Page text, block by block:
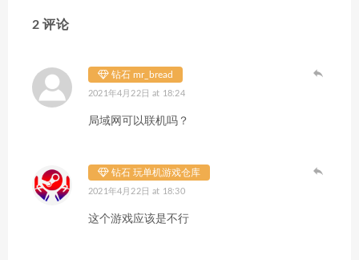
2 评论
钻石 mr_bread
2021年4月22日 at 18:24
局域网可以联机吗？
钻石 玩单机游戏仓库
2021年4月22日 at 18:30
这个游戏应该是不行